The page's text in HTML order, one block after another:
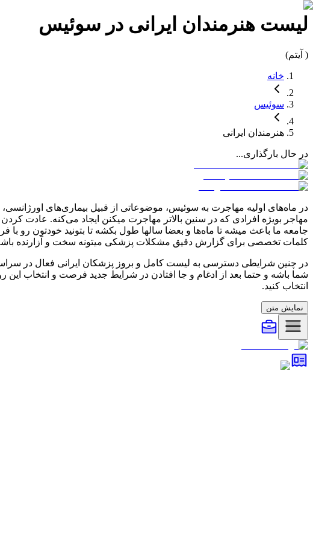
لیست هنرمندان ایرانی در سوئیس
( آیتم)
خانه
سوئیس
هنرمندان ایرانی
در حال بارگذاری...
در ماه‌های اولیه مهاجرت به سوئیس، موضوعاتی از قبیل بیماری‌های
مهاجر بویژه افرادی که در سنین بالاتر مهاجرت میکنن ایجاد می‌کنه. عادت
جامعه ما باعث میشه تا ماه‌ها و بعضا سالها طول بکشه تا بتونید خودتون رو با
کلمات تخصصی برای گزارش دقیق مشکلات پزشکی میتونه سخت و آزارنده
در چنین شرایطی دسترسی به لیست کامل و بروز پزشکان ایرانی فعال در
شما باشه و حتما بعد از ادغام و جا افتادن در شرایط جدید فرصت و انتخاب
انتخاب کنید.
نمایش متن